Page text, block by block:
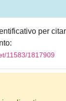
per
11583/1817909